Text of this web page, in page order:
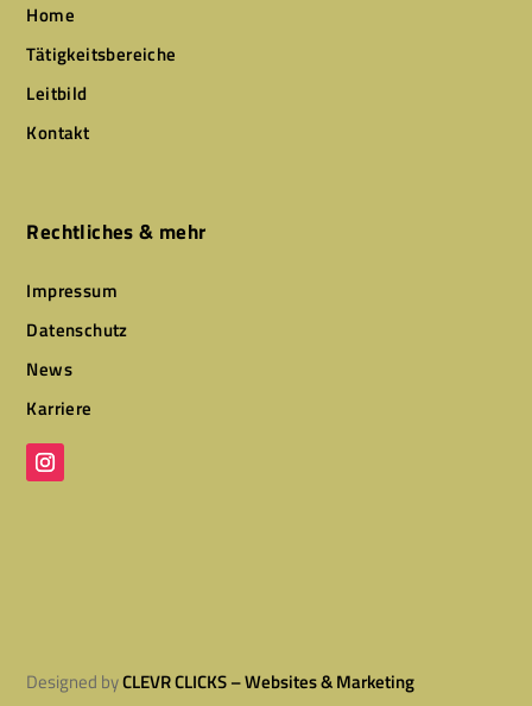
Home
Tätigkeitsbereiche
Leitbild
Kontakt
Rechtliches & mehr
Impressum
Datenschutz
News
Karriere
Designed byCLEVR CLICKS – Websites & Marketing